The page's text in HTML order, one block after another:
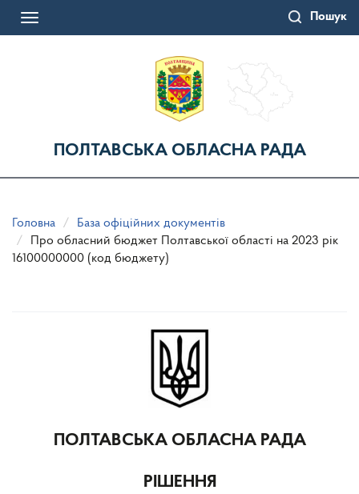
Пошук
Toggle
ПОЛТАВСЬКА ОБЛАСНА РАДА
Головна
База офіційних документів
Про обласний бюджет Полтавської області на 2023 рік
16100000000 (код бюджету)
ПОЛТАВСЬКА ОБЛАСНА РАДА
РІШЕННЯ